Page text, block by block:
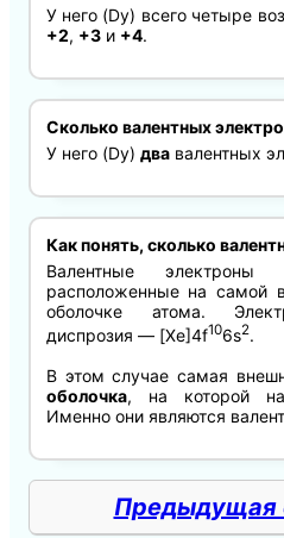
У него (Dy) всего четыре
+2, +3и +4.
Сколько валентных
У него (Dy) двавалентных
Как понять, сколько
Валентные
расположенные на самой
оболочке атома.
диспрозия — [Xe]4f106s2.
В этом случае самая
оболочка, на которой
Именно они являются
Предыдущая